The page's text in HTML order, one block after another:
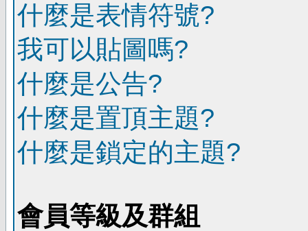
什麼是表情符號?
我可以貼圖嗎?
什麼是公告?
什麼是置頂主題?
什麼是鎖定的主題?
會員等級及群組